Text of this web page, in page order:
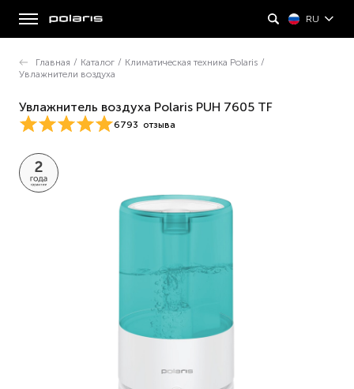
RU
Главная / Каталог / Климатическая техника Polaris /
Увлажнители воздуха
Увлажнитель воздуха Polaris PUH 7605 TF
6793 отзыва